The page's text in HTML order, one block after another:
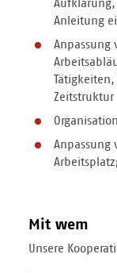
Anleitung
Anpassung
Zeitstruktur
Anpassung
Mit wem
Unsere